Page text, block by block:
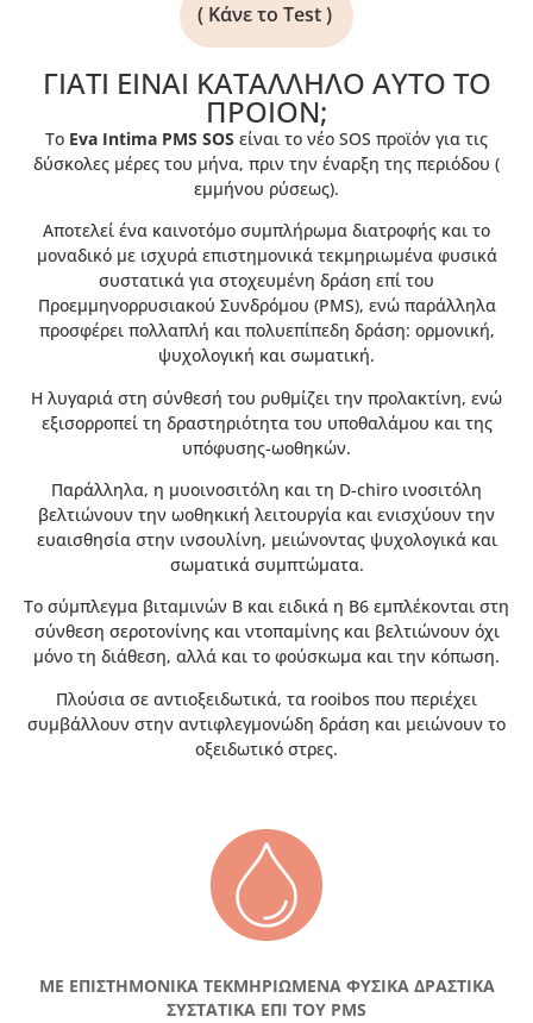
( Κάνε το Test )
ΓΙΑΤΙ ΕΙΝΑΙ ΚΑΤΑΛΛΗΛΟ ΑΥΤΟ ΤΟ
ΠΡΟIΟΝ;
To Eva Intima PMS SOS είναι το νέο SOS προϊόν για τις
δύσκολες μέρες του μήνα, πριν την έναρξη της περιόδου (
εμμήνου ρύσεως).
Αποτελεί ένα καινοτόμο συμπλήρωμα διατροφής και το
μοναδικό με ισχυρά επιστημονικά τεκμηριωμένα φυσικά
συστατικά για στοχευμένη δράση επί του
Προεμμηνορρυσιακού Συνδρόμου (PMS), ενώ παράλληλα
προσφέρει πολλαπλή και πολυεπίπεδη δράση: ορμονική,
ψυχολογική και σωματική.
H λυγαριά στη σύνθεσή του ρυθμίζει την προλακτίνη, ενώ
εξισορροπεί τη δραστηριότητα του υποθαλάμου και της
υπόφυσης-ωοθηκών.
Παράλληλα, η μυοινοσιτόλη και τη D-chiro ινοσιτόλη
βελτιώνουν την ωοθηκική λειτουργία και ενισχύουν την
ευαισθησία στην ινσουλίνη, μειώνοντας ψυχολογικά και
σωματικά συμπτώματα.
Το σύμπλεγμα βιταμινών Β και ειδικά η Β6 εμπλέκονται στη
σύνθεση σεροτονίνης και ντοπαμίνης και βελτιώνουν όχι
μόνο τη διάθεση, αλλά και το φούσκωμα και την κόπωση.
Πλούσια σε αντιοξειδωτικά, τα rooibos που περιέχει
συμβάλλουν στην αντιφλεγμονώδη δράση και μειώνουν το
οξειδωτικό στρες.
ΜΕ ΕΠΙΣΤΗΜΟΝΙΚΑ ΤΕΚΜΗΡΙΩΜΕΝΑ ΦΥΣΙΚΑ ΔΡΑΣΤΙΚΑ
ΣΥΣΤΑΤΙΚΑ ΕΠΙ ΤΟΥ PMS